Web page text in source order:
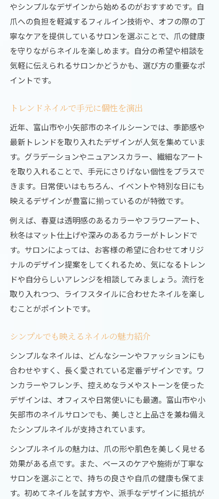
大人女性のための上品ネイル提案
シンプルネイルで洗練された手元へ
ヌーディーカラーで魅せる上質感
ネイルサロンが叶える特別な時間
季節ごとに楽しむトレンドネイルの楽しみ方
季節感を演出するカラー選びのコツ
トレンドネイルで気分をリフレッシュ
イベントに合わせたネイルの楽しみ方
サロンで提案される季節限定デザイン
爪の健康を守るためのケアとネイル活用法
ネイルケアで健康な爪を育てる秘訣
フィルイン技術で自爪を守る方法
日常でできる簡単ネイルケア習慣
ネイルと爪の健康を両立するコツ
サロン選びで重視したいケア技術
やシンプルなデザインから始めるのがおすすめです。自
爪への負担を軽減するフィルイン技術や、オフの際の丁
寧なケアを提供しているサロンを選ぶことで、爪の健康
を守りながらネイルを楽しめます。自分の希望や相談を
気軽に伝えられるサロンかどうかも、選び方の重要なポ
イントです。
トレンドネイルで手元に個性を演出
近年、富山市や小矢部市のネイルシーンでは、季節感や
最新トレンドを取り入れたデザインが人気を集めていま
す。グラデーションやニュアンスカラー、繊細なアート
を取り入れることで、手元にさりげない個性をプラスで
きます。日常使いはもちろん、イベントや特別な日にも
映えるデザインが豊富に揃っているのが特徴です。
例えば、春夏は透明感のあるカラーやフラワーアート、
秋冬はマット仕上げや深みのあるカラーがトレンドで
す。サロンによっては、お客様の希望に合わせてオリジ
ナルのデザイン提案をしてくれるため、気になるトレン
ドや自分らしいアレンジを相談してみましょう。流行を
取り入れつつ、ライフスタイルに合わせたネイルを楽し
むことがポイントです。
シンプルでも映えるネイルの魅力紹介
シンプルなネイルは、どんなシーンやファッションにも
合わせやすく、長く愛されている定番デザインです。ワ
ンカラーやフレンチ、控えめなラメやストーンを使った
デザインは、オフィスや日常使いにも最適。富山市や小
矢部市のネイルサロンでも、美しさと上品さを兼ね備え
たシンプルネイルが支持されています。
シンプルネイルの魅力は、爪の形や肌色を美しく見せる
効果がある点です。また、ベースのケアや施術が丁寧な
サロンを選ぶことで、持ちの良さや自爪の健康も保てま
す。初めてネイルを試す方や、派手なデザインに抵抗が